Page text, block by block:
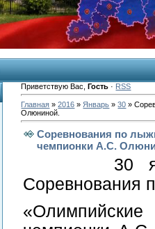
Приветствую Вас ,Гость · RSS
Главная »2016 » Январь » 30 »
Олюниной.
Соревнования по
чемпионки А.С.
30 января
Соревнования